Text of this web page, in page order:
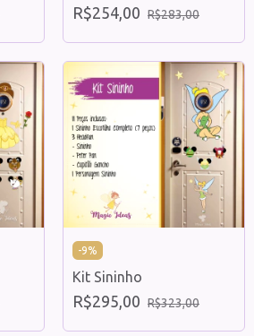
R$254,00 R$283,00
-9%
Kit Sininho
R$295,00 R$323,00